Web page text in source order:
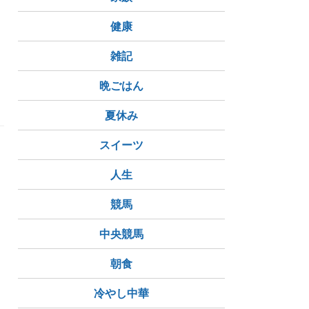
健康
雑記
晩ごはん
夏休み
スイーツ
人生
競馬
中央競馬
朝食
冷やし中華